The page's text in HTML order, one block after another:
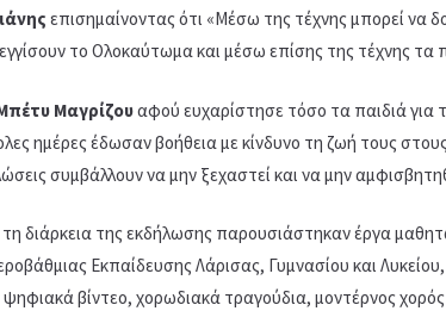
επισημαίνοντας ότι «Μέσω της τέχνης μπορεί να
το Ολοκαύτωμα και μέσω επίσης της τέχνης τα
Μαγρίζουαφού ευχαρίστησε τόσο τα παιδιά για
ημέρες έδωσαν βοήθεια με κίνδυνο τη ζωή τους
συμβάλλουν να μην ξεχαστεί και να μην
διάρκεια της εκδήλωσης παρουσιάστηκαν έργα
Εκπαίδευσης Λάρισας, Γυμνασίου και
βίντεο, χορωδιακά τραγούδια, μοντέρνος